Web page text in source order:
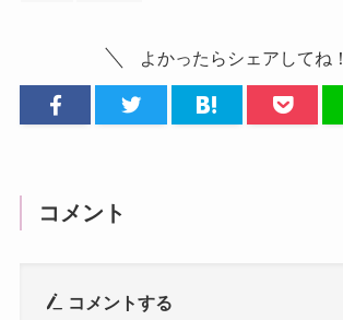
よかったらシェアしてね！
コメント
コメントする